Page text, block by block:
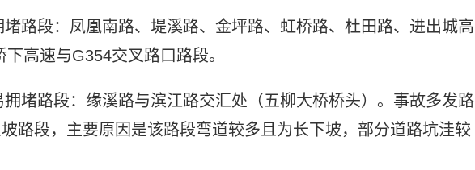
路段：凤凰南路、堤溪路、金坪路、虹桥路、杜田路、进出城高
高速与G354交叉路口路段。
堵路段：缘溪路与滨江路交汇处（五柳大桥桥头）。事故多发路
路段，主要原因是该路段弯道较多且为长下坡，部分道路坑洼较